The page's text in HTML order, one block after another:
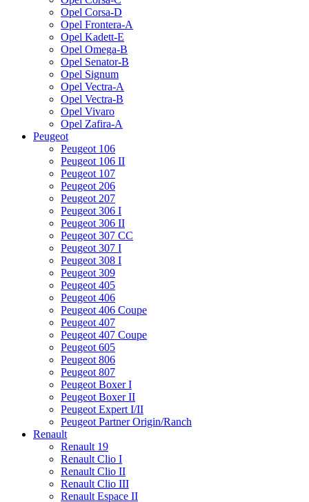
Opel Corsa-D
Opel Frontera-A
Opel Kadett-E
Opel Omega-B
Opel Senator-B
Opel Signum
Opel Vectra-A
Opel Vectra-B
Opel Vivaro
Opel Zafira-A
Peugeot
Peugeot 106
Peugeot 106 II
Peugeot 107
Peugeot 206
Peugeot 207
Peugeot 306 I
Peugeot 306 II
Peugeot 307 CC
Peugeot 307 I
Peugeot 308 I
Peugeot 309
Peugeot 405
Peugeot 406
Peugeot 406 Coupe
Peugeot 407
Peugeot 407 Coupe
Peugeot 605
Peugeot 806
Peugeot 807
Peugeot Boxer I
Peugeot Boxer II
Peugeot Expert I/II
Peugeot Partner Origin/Ranch
Renault
Renault 19
Renault Clio I
Renault Clio II
Renault Clio III
Renault Espace II